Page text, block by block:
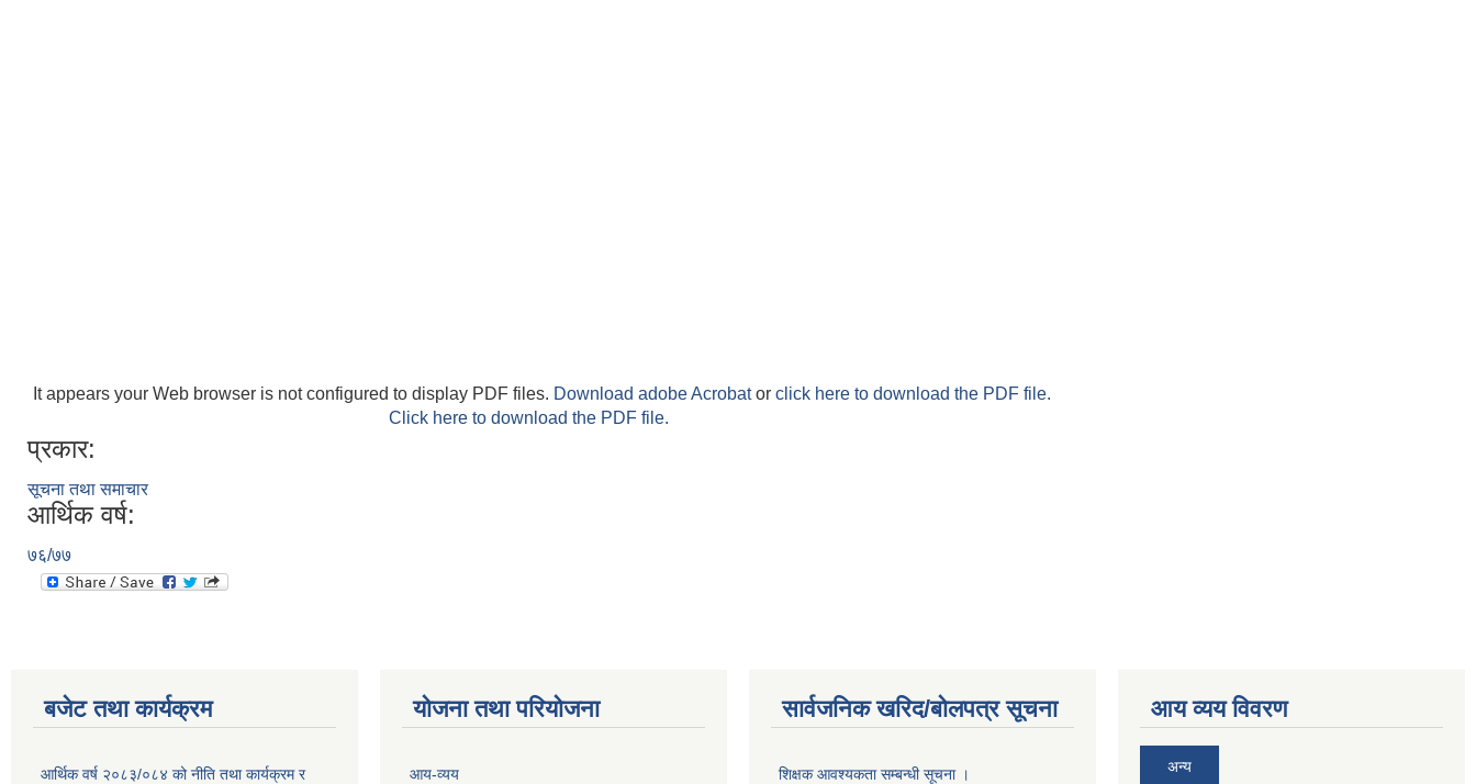
It appears your Web browser is not configured to display PDF files. Download adobe Acrobator click here to download the PDF file.
Click here to download the PDF file.
प्रकार:
सूचना तथा समाचार
आर्थिक वर्ष:
७६/७७
बजेट तथा कार्यक्रम
आर्थिक वर्ष २०८३/०८४ को नीति तथा कार्यक्रम र
योजना तथा परियोजना
आय-व्यय
सार्वजनिक खरिद/बोलपत्र सूचना
शिक्षक आवश्यकता सम्बन्धी सूचना ।
आय व्यय विवरण
अन्य